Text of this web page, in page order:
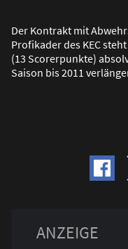
Der Kontrakt mit
Profikader des KEC
(13 Scorerpunkte)
Saison bis 2011